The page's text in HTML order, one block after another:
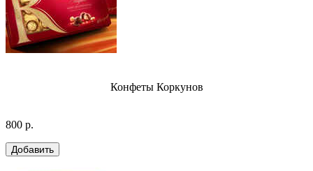
Конфеты Коркунов
800 р.